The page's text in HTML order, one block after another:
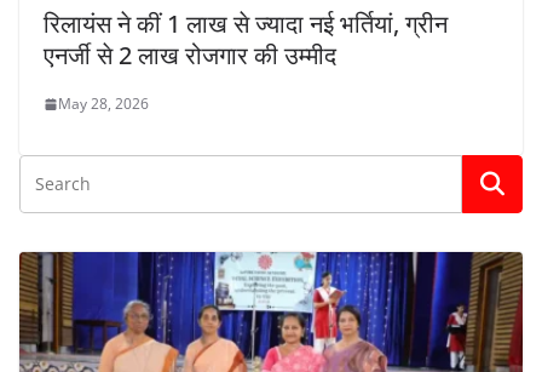
रिलायंस ने कीं 1 लाख से ज्यादा नई भर्तियां, ग्रीन
एनर्जी से 2 लाख रोजगार की उम्मीद
May 28, 2026